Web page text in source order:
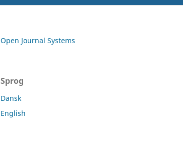
Open Journal Systems
Sprog
Dansk
English